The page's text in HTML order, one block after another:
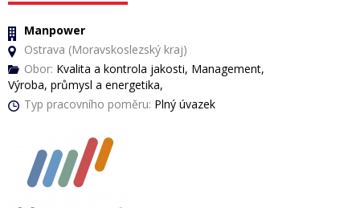
Manpower
Ostrava (Moravskoslezský kraj)
Obor: Kvalita a kontrola jakosti, Management,
Výroba, průmysl a energetika,
Typ pracovního poměru: Plný úvazek